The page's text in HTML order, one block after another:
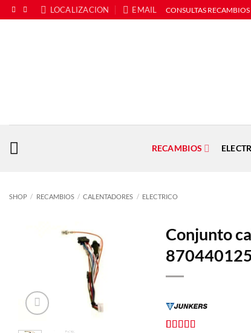
Saltar
al
LOCALIZACION EMAIL CONSULTAS
RECAMBIOS
SHOP / RECAMBIOS / CALENTADORES / ELECTRICO
Conjunto